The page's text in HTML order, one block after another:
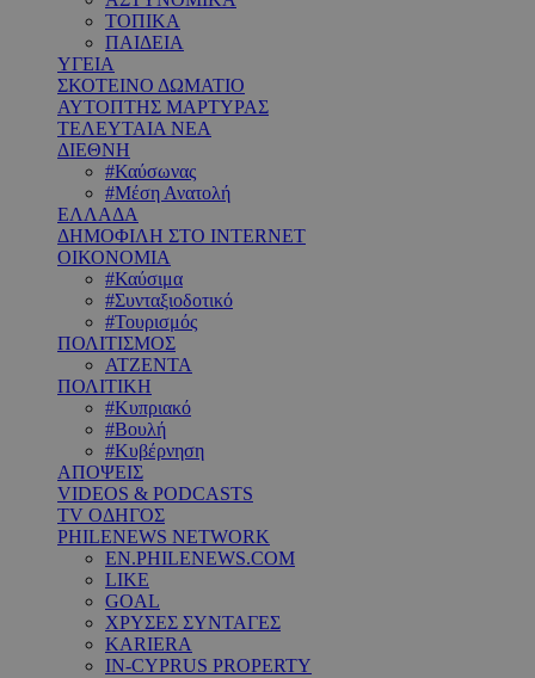
ΤΟΠΙΚΑ
ΠΑΙΔΕΙΑ
ΥΓΕΙΑ
ΣΚΟΤΕΙΝΟ ΔΩΜΑΤΙΟ
ΑΥΤΟΠΤΗΣ ΜΑΡΤΥΡΑΣ
ΤΕΛΕΥΤΑΙΑ ΝΕΑ
ΔΙΕΘΝΗ
#Καύσωνας
#Μέση Ανατολή
ΕΛΛΑΔΑ
ΔΗΜΟΦΙΛΗ ΣΤΟ INTERNET
ΟΙΚΟΝΟΜΙΑ
#Καύσιμα
#Συνταξιοδοτικό
#Τουρισμός
ΠΟΛΙΤΙΣΜΟΣ
ΑΤΖΕΝΤΑ
ΠΟΛΙΤΙΚΗ
#Κυπριακό
#Βουλή
#Κυβέρνηση
ΑΠΟΨΕΙΣ
VIDEOS & PODCASTS
TV ΟΔΗΓΟΣ
PHILENEWS NETWORK
EN.PHILENEWS.COM
LIKE
GOAL
ΧΡΥΣΕΣ ΣΥΝΤΑΓΕΣ
KARIERA
IN-CYPRUS PROPERTY